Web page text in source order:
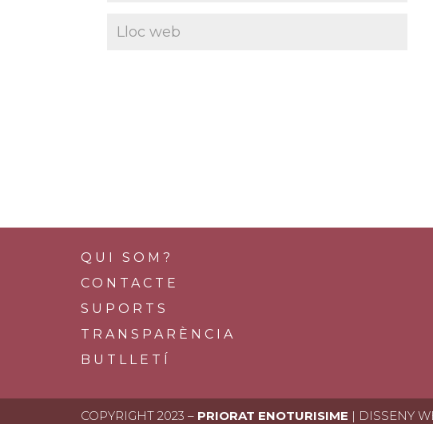
QUI SOM?
CONTACTE
SUPORTS
TRANSPARÈNCIA
BUTLLETÍ
COPYRIGHT 2023 –PRIORAT ENOTURISIME | DISSENY